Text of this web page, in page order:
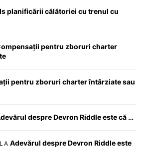
planificării călătoriei cu trenul cu
pentru zboruri charter
pentru zboruri charter întârziate sau
despre Devron Riddle este că …
LA Adevărul despre Devron Riddle este